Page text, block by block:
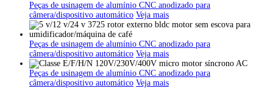
Peças de usinagem de alumínio CNC anodizado para
câmera/dispositivo automático Veja mais
Peças de usinagem de alumínio CNC anodizado para
câmera/dispositivo automático Veja mais
Peças de usinagem de alumínio CNC anodizado para
câmera/dispositivo automático Veja mais